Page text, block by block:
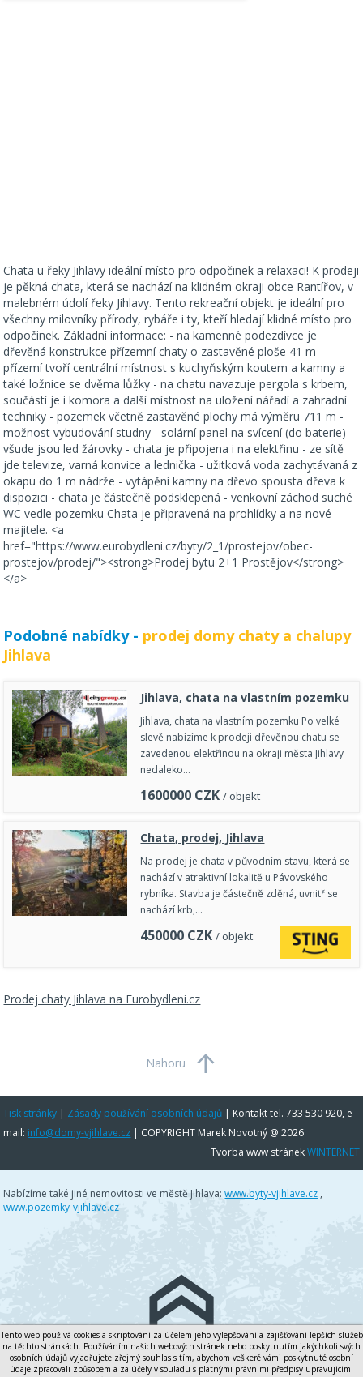
Chata u řeky Jihlavy ideální místo pro odpočinek a relaxaci! K prodeji
je pěkná chata, která se nachází na klidném okraji obce Rantířov, v
malebném údolí řeky Jihlavy. Tento rekreační objekt je ideální pro
všechny milovníky přírody, rybáře i ty, kteří hledají klidné místo pro
odpočinek. Základní informace: - na kamenné podezdívce je
dřevěná konstrukce přízemní chaty o zastavěné ploše 41 m -
přízemí tvoří centrální místnost s kuchyňským koutem a kamny a
také ložnice se dvěma lůžky - na chatu navazuje pergola s krbem,
součástí je i komora a další místnost na uložení nářadí a zahradní
techniky - pozemek včetně zastavěné plochy má výměru 711 m -
možnost vybudování studny - solární panel na svícení (do baterie) -
všude jsou led žárovky - chata je připojena i na elektřinu - ze sítě
jde televize, varná konvice a lednička - užitková voda zachytávaná z
okapu do 1 m nádrže - vytápění kamny na dřevo spousta dřeva k
dispozici - chata je částečně podsklepená - venkovní záchod suché
WC vedle pozemku Chata je připravená na prohlídky a na nové
majitele. <a
href="https://www.eurobydleni.cz/byty/2_1/prostejov/obec-
prostejov/prodej/"><strong>Prodej bytu 2+1 Prostějov</strong>
</a>
Podobné nabídky - prodej domy chaty a chalupy
Jihlava
Jihlava, chata na vlastním pozemku
Jihlava, chata na vlastním pozemku Po velké
slevě nabízíme k prodeji dřevěnou chatu se
zavedenou elektřinou na okraji města Jihlavy
nedaleko…
1600000 CZK / objekt
Chata, prodej, Jihlava
Na prodej je chata v původním stavu, která se
nachází v atraktivní lokalitě u Pávovského
rybníka. Stavba je částečně zděná, uvnitř se
nachází krb,…
450000 CZK / objekt
Prodej chaty Jihlava na Eurobydleni.cz
Nahoru
Tisk stránky | Zásady používání osobních údajů | Kontakt tel. 733 530 920, e-
mail: info@domy-vjihlave.cz | COPYRIGHT Marek Novotný @ 2026
Tvorba www stránekWINTERNET
Nabízíme také jiné nemovitosti ve městě Jihlava:www.byty-vjihlave.cz ,
www.pozemky-vjihlave.cz
Tento web používá cookies a skriptování za účelem jeho vylepšování a zajišťování lepších služeb
na těchto stránkách. Používáním našich webových stránek nebo poskytnutím jakýchkoli svých
osobních údajů vyjadřujete zřejmý souhlas s tím, abychom veškeré vámi poskytnuté osobní
údaje zpracovali způsobem a za účely v souladu s platnými právními předpisy upravujícími